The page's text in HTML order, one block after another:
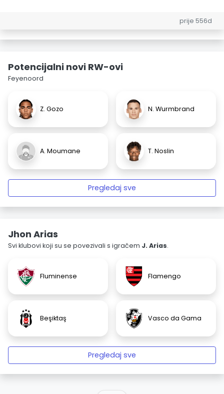
prije 556d
Potencijalni novi RW-ovi
Feyenoord
Z. Gozo N. Wurmbrand
A. Moumane T. Noslin
Pregledaj sve
Jhon Arias
Svi klubovi koji su se povezivali s igračem J. Arias.
Fluminense Flamengo
Beşiktaş Vasco da Gama
Pregledaj sve